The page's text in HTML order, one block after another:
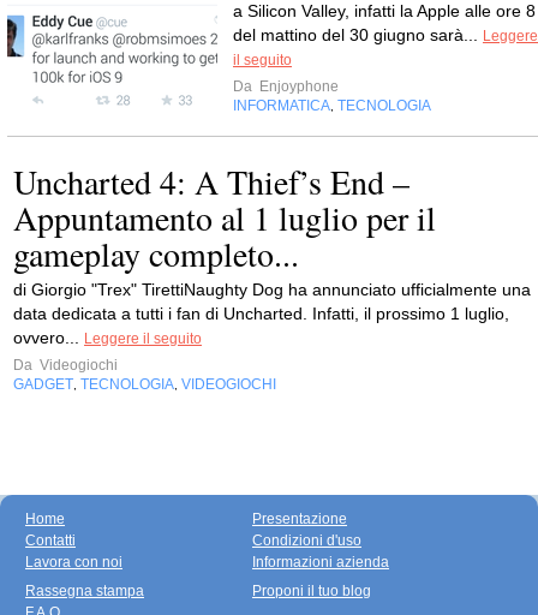
a Silicon Valley, infatti la Apple alle ore 8
del mattino del 30 giugno sarà...
Leggere
il seguito
Da Enjoyphone
INFORMATICA TECNOLOGIA
Uncharted 4: A Thief’s End –
Appuntamento al 1 luglio per il
gameplay completo...
di Giorgio "Trex" TirettiNaughty Dog ha annunciato ufficialmente una
data dedicata a tutti i fan di Uncharted. Infatti, il prossimo 1 luglio,
ovvero...
Leggere il seguito
Da Videogiochi
GADGET TECNOLOGIA VIDEOGIOCHI
Home
Contatti
Lavora con noi
Presentazione
Condizioni d'uso
Informazioni azienda
Rassegna stampa
Proponi il tuo blog